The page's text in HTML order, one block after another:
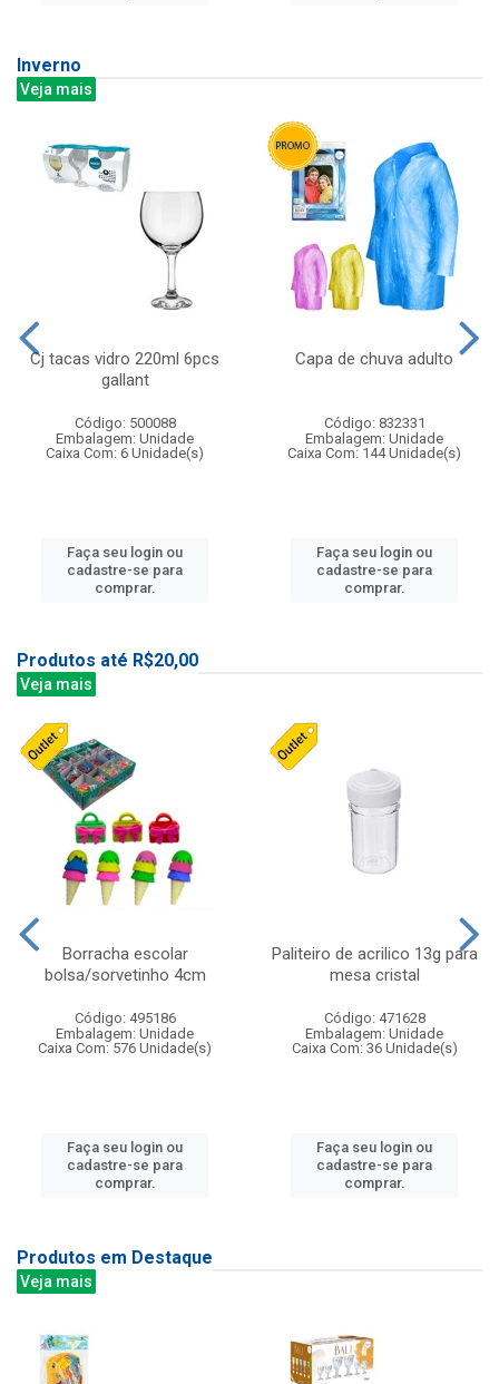
Inverno
Veja mais
Cj tacas vidro 220ml 6pcs
gallant
Código: 500088
Embalagem: Unidade
Caixa Com: 6 Unidade(s)
Faça seu login ou
cadastre-se para
comprar.
Capa de chuva adulto
Código: 832331
Embalagem: Unidade
Caixa Com: 144 Unidade(s)
Faça seu login ou
cadastre-se para
comprar.
Produtos até R$20,00
Veja mais
Borracha escolar
bolsa/sorvetinho 4cm
Código: 495186
Embalagem: Unidade
Caixa Com: 576 Unidade(s)
Faça seu login ou
cadastre-se para
comprar.
Paliteiro de acrilico 13g para
mesa cristal
Código: 471628
Embalagem: Unidade
Caixa Com: 36 Unidade(s)
Faça seu login ou
cadastre-se para
comprar.
Produtos em Destaque
Veja mais